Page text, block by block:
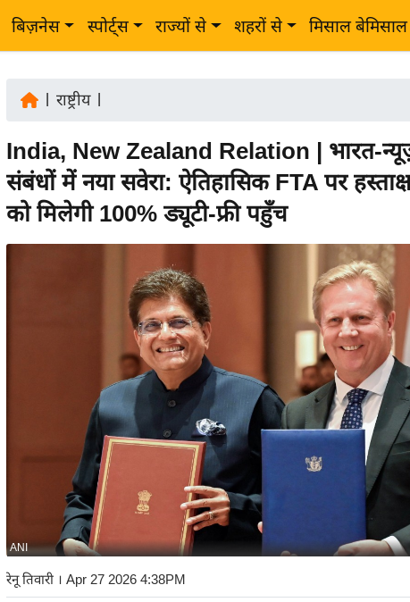
बिज़नेस स्पोर्ट्स राज्यों से शहरों से मिसाल बेमिसाल
राष्ट्रीय|
India, New Zealand Relation | भारत-
संबंधों में नया सवेरा: ऐतिहासिक FTA पर
को मिलेगी 100% ड्यूटी-फ्री पहुँच
ANI
रेनू तिवारी । Apr 27 2026 4:38PM